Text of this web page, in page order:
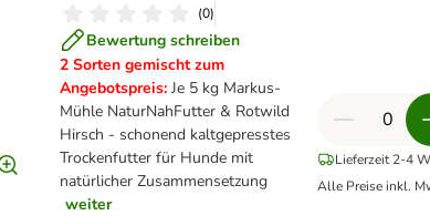
(0)
Bewertung schreiben
2 Sorten gemischt zum
Angebotspreis:Je 5 kg Markus-
Mühle NaturNahFutter & Rotwild
Hirsch - schonend kaltgepresstes
Trockenfutter für Hunde mit
natürlicher Zusammensetzung
weiter
Lieferzeit 2-4
Alle Preise inkl.